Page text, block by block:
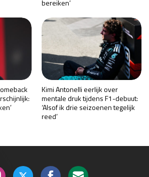
bereiken’
Kimi Antonelli eerlijk over
mentale druk tijdens F1-debuut:
‘Alsof ik drie seizoenen tegelijk
reed’